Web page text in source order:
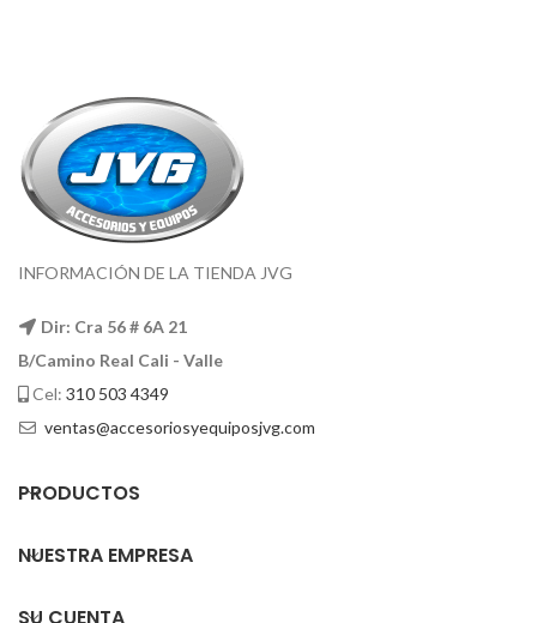
INFORMACIÓN DE LA TIENDA JVG
Dir: Cra 56 # 6A 21
B/Camino Real Cali - Valle
Cel: 310 503 4349
ventas@accesoriosyequiposjvg.com
PRODUCTOS
NUESTRA EMPRESA
SU CUENTA